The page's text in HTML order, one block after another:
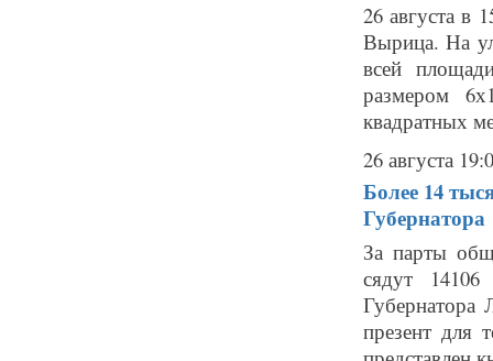
26 августа в
Вырица. На
всей
размером
квадратных
26 августа
Более 14
Губернатора
За парты
сядут
Губернатора
презент для